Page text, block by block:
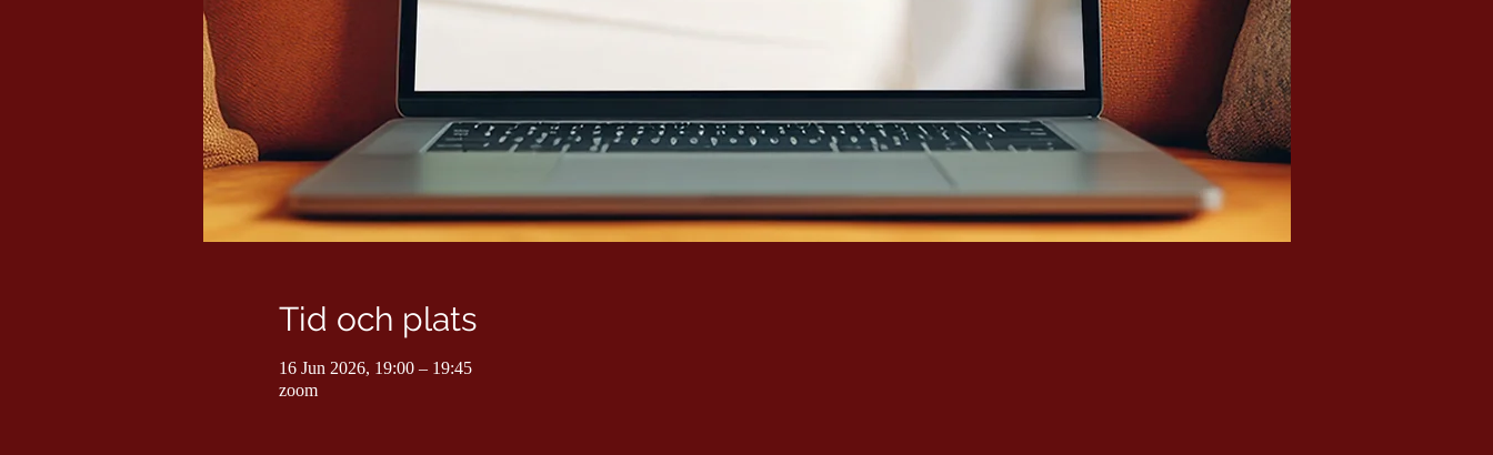
Tid och plats
16 Jun 2026, 19:00 – 19:45
zoom